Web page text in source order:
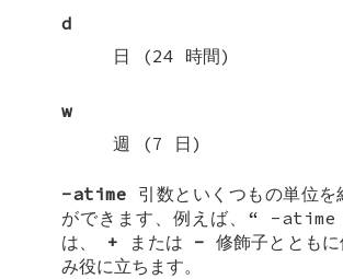
d
日 (24 時間)
w
週 (7 日)
-atime 引数といくつもの単位を
ができます、例えば、“ -atime
は、 + または - 修飾子ととも
み役に立ちます。